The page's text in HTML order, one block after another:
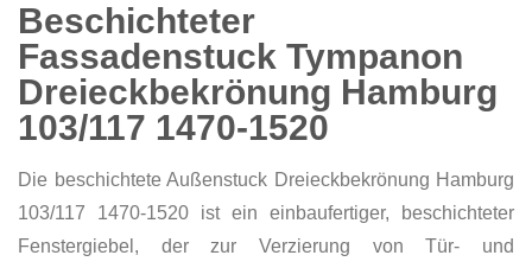
Beschichteter
Fassadenstuck Tympanon
Dreieckbekrönung Hamburg
103/117 1470-1520
Die beschichtete Außenstuck Dreieckbekrönung Hamburg
103/117 1470-1520 ist ein einbaufertiger, beschichteter
Fenstergiebel, der zur Verzierung von Tür- und